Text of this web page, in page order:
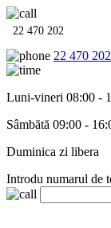
22 470 202
22 470 202
Luni-vineri 08:00 -
Sâmbătă 09:00 -
Duminica zi libera
Introdu numarul de